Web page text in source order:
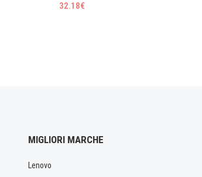
32.18€
MIGLIORI MARCHE
Lenovo